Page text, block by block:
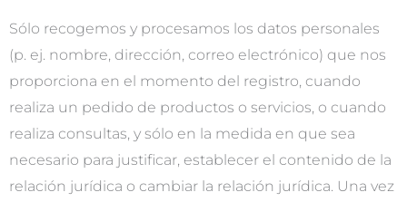
Sólo recogemos y procesamos los datos personales
(p. ej. nombre, dirección, correo electrónico) que nos
proporciona en el momento del registro, cuando
realiza un pedido de productos o servicios, o cuando
realiza consultas, y sólo en la medida en que sea
necesario para justificar, establecer el contenido de la
relación jurídica o cambiar la relación jurídica. Una vez